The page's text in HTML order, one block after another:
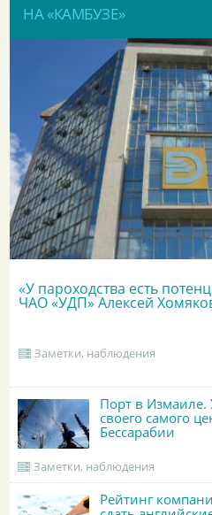
НА «КАМБУЗЕ»
«У пароходства есть
ЧАО «УДП» Алексей
Заметки, наблюдения
Порт в Измаиле.
своего самого
Бессарабии
Заметки, наблюдения
Рейтинг